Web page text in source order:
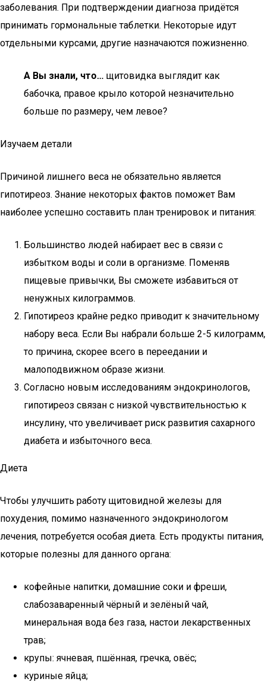
заболевания. При подтверждении диагноза придётся
принимать гормональные таблетки. Некоторые идут
отдельными курсами, другие назначаются пожизненно.
А Вы знали, что… щитовидка выглядит как
бабочка, правое крыло которой незначительно
больше по размеру, чем левое?
Изучаем детали
Причиной лишнего веса не обязательно является
гипотиреоз. Знание некоторых фактов поможет Вам
наиболее успешно составить план тренировок и питания:
Большинство людей набирает вес в связи с
избытком воды и соли в организме. Поменяв
пищевые привычки, Вы сможете избавиться от
ненужных килограммов.
Гипотиреоз крайне редко приводит к значительному
набору веса. Если Вы набрали больше 2-5 килограмм,
то причина, скорее всего в переедании и
малоподвижном образе жизни.
Согласно новым исследованиям эндокринологов,
гипотиреоз связан с низкой чувствительностью к
инсулину, что увеличивает риск развития сахарного
диабета и избыточного веса.
Диета
Чтобы улучшить работу щитовидной железы для
похудения, помимо назначенного эндокринологом
лечения, потребуется особая диета. Есть продукты питания,
которые полезны для данного органа:
кофейные напитки, домашние соки и фреши,
слабозаваренный чёрный и зелёный чай,
минеральная вода без газа, настои лекарственных
трав;
крупы: ячневая, пшённая, гречка, овёс;
куриные яйца;